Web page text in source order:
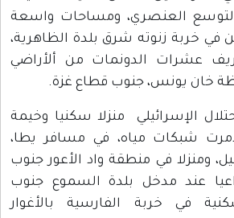
العنصري، ومساحات واسعة
في خربة زنوته شرق بلدة الظاهرية،
عشرات الدونمات من ألأراضي
خان يونس، جنوب قطاع غزة.
الإسرائيلي منزلا سكنيا وخيمة
شبكات مياه، في مسافر يطا،
ومنزلا في منطقة واد الأعور جنوب
عند مدخل بلدة السموع جنوب
في خربة الفارسية بالأغوار